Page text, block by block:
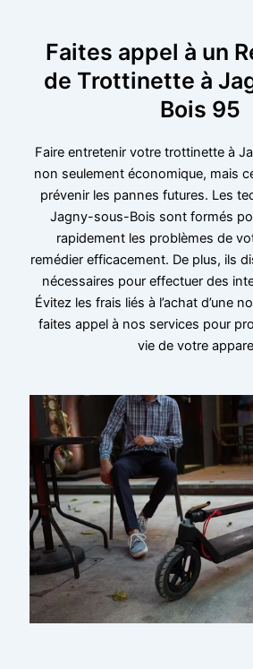
Faites appel à un
de Trottinette à
Bois 95
Faire entretenir votre trottinette à
non seulement économique, mais
prévenir les pannes futures. Les
Jagny-sous-Bois sont formés
rapidement les problèmes de
remédier efficacement. De plus, ils
nécessaires pour effectuer des
Évitez les frais liés à l’achat d’une
faites appel à nos services pour
vie de votre